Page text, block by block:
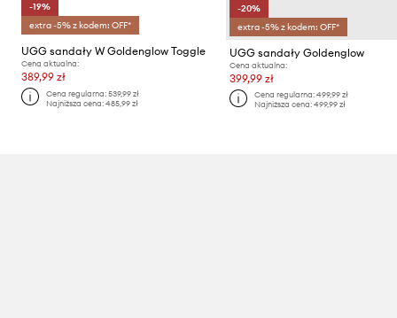
-19%
extra -5% z kodem: OFF*
UGG sandały W Goldenglow Toggle
Cena aktualna:
389,99 zł
Cena regularna:539,99 zł
Najniższa cena:485,99 zł
-20%
extra -5% z kodem: OFF*
UGG sandały Goldenglow
Cena aktualna:
399,99 zł
Cena regularna: 499,99 zł
Najniższa cena: 499,99 zł